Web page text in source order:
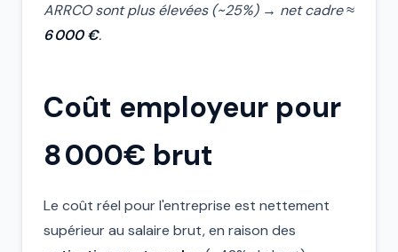
ARRCO sont plus élevées (~25%) → net cadre ≈
6 000 €.
Coût employeur pour
8 000€ brut
Le coût réel pour l'entreprise est nettement
supérieur au salaire brut, en raison des